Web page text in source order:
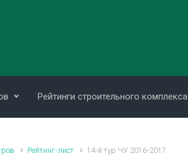
Рейтинги строительного комплекса
Рейтинг-лист 14-й тур ЧУ 2016-2017